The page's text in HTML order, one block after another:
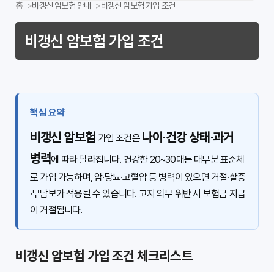
홈 비갱신 암보험 안내 비갱신 암보험 가입 조건
비갱신 암보험 가입 조건
핵심 요약
비갱신 암보험 가입 조건은 나이·건강 상태·과거
병력에 따라 달라집니다. 건강한 20~30대는 대부분 표준체
로 가입 가능하며, 암·당뇨·고혈압 등 병력이 있으면 거절·할증
·부담보가 적용될 수 있습니다. 고지 의무 위반 시 보험금 지급
이 거절됩니다.
비갱신 암보험 가입 조건 체크리스트